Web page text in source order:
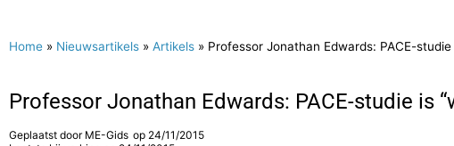
Home » Nieuwsartikels » Artikels » Professor Jonathan Edwards: PACE-studie
Professor Jonathan Edwards: PACE-studie is
Geplaatst door ME-Gids op 24/11/2015